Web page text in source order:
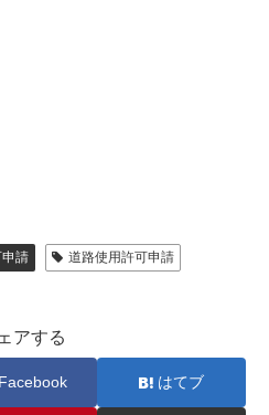
請
道路使用許可申請
アする
Facebook はてブ